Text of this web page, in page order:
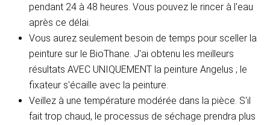
pendant 24 à 48 heures. Vous pouvez le rincer à l'eau
après ce délai.
Vous aurez seulement besoin de temps pour sceller la
peinture sur le BioThane. J'ai obtenu les meilleurs
résultats AVEC UNIQUEMENT la peinture Angelus ; le
fixateur s'écaille avec la peinture.
Veillez à une température modérée dans la pièce. S'il
fait trop chaud, le processus de séchage prendra plus